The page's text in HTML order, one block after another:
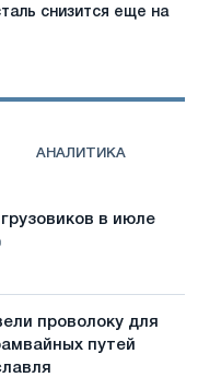
снизится еще на
АНАЛИТИКА
в июле
проволоку для
путей